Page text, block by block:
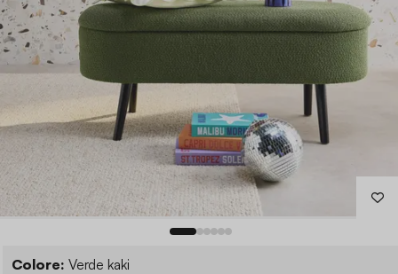
Colore: Verde kaki